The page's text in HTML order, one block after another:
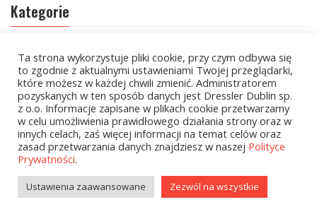
Kategorie
zobacz wszystkie
Kolekcje Biedronka - 16.03.2026
Wielcy Humaniści – 16.03.2026
Kolekcje Biedronka - 13.04.2026
Kolekcje Biedronka
Kolekcje Biedronka - 16.02.2026
Ta strona wykorzystuje pliki cookie, przy czym odbywa się
to zgodnie z aktualnymi ustawieniami Twojej przeglądarki,
które możesz w każdej chwili zmienić. Administratorem
pozyskanych w ten sposób danych jest Dressler Dublin sp.
z o.o. Informacje zapisane w plikach cookie przetwarzamy
w celu umożliwienia prawidłowego działania strony oraz w
innych celach, zaś więcej informacji na temat celów oraz
zasad przetwarzania danych znajdziesz w naszej Polityce
Prywatności.
Ustawienia zaawansowane Zezwól na wszystkie